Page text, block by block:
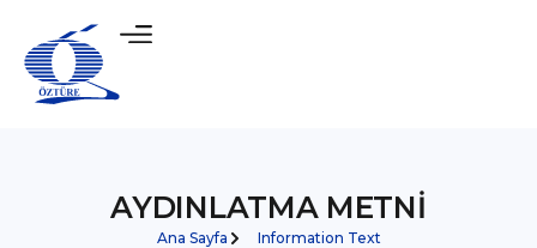
AYDINLATMA METNİ
Ana Sayfa Information Text